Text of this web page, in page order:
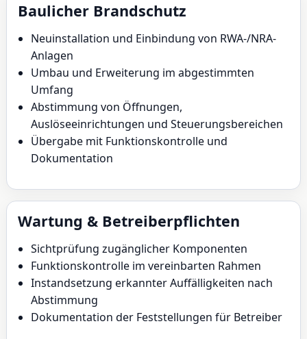
Baulicher Brandschutz
Neuinstallation und Einbindung von RWA-/NRA-
Anlagen
Umbau und Erweiterung im abgestimmten
Umfang
Abstimmung von Öffnungen,
Auslöseeinrichtungen und Steuerungsbereichen
Übergabe mit Funktionskontrolle und
Dokumentation
Wartung & Betreiberpflichten
Sichtprüfung zugänglicher Komponenten
Funktionskontrolle im vereinbarten Rahmen
Instandsetzung erkannter Auffälligkeiten nach
Abstimmung
Dokumentation der Feststellungen für Betreiber